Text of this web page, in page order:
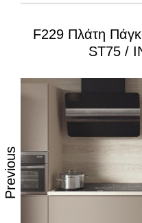
F229 Πλάτη
ST75 /
Previous